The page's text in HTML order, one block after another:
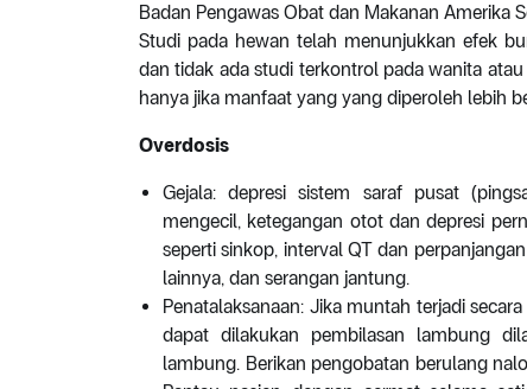
Badan Pengawas Obat dan Makanan Amerika
Studi pada hewan telah menunjukkan efek
dan tidak ada studi terkontrol pada wanita
hanya jika manfaat yang yang diperoleh lebih
Overdosis
Gejala: depresi sistem saraf pusat
mengecil, ketegangan otot dan depresi
seperti sinkop, interval QT dan
lainnya, dan serangan jantung.
Penatalaksanaan: Jika muntah terjadi
dapat dilakukan pembilasan lambung
lambung. Berikan pengobatan berulang